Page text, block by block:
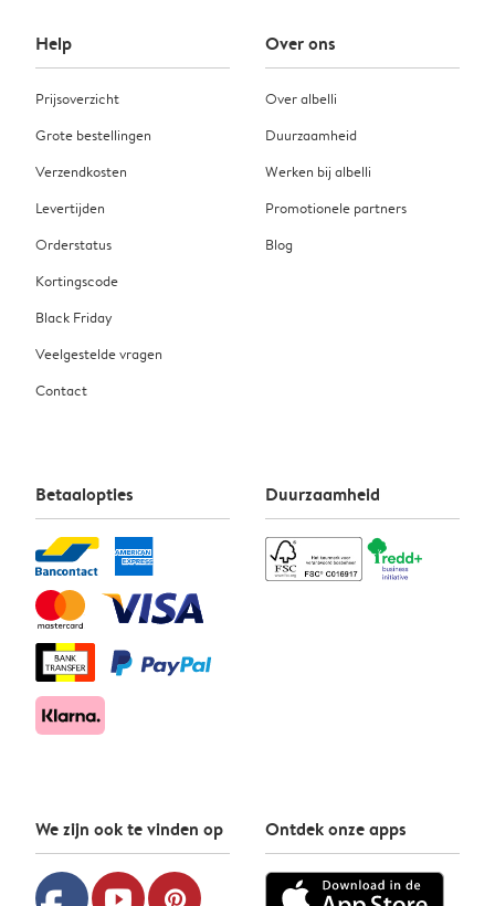
Help
Prijsoverzicht
Grote bestellingen
Verzendkosten
Levertijden
Orderstatus
Kortingscode
Black Friday
Veelgestelde vragen
Contact
Over ons
Over albelli
Duurzaamheid
Werken bij albelli
Promotionele partners
Blog
Betaalopties Duurzaamheid
We zijn ook te vinden op
youtube pinterest
Ontdek onze apps